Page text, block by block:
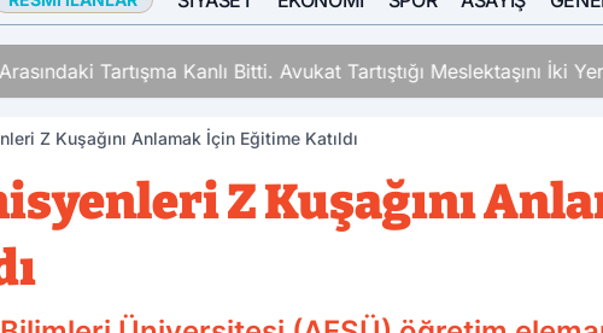
Tartışma Kanlı Bitti. Avukat Tartıştığı Meslektaşını İki
Z Kuşağını Anlamak İçin Eğitime Katıldı
Z Kuşağını